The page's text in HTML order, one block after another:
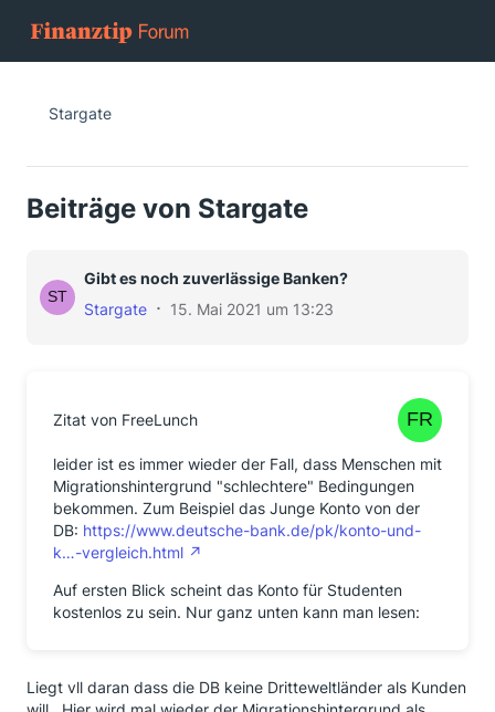
Stargate
Beiträge von Stargate
Gibt es noch zuverlässige Banken?
Stargate
15. Mai 2021 um 13:23
Zitat von FreeLunch
leider ist es immer wieder der Fall, dass Menschen mit
Migrationshintergrund "schlechtere" Bedingungen
bekommen. Zum Beispiel das Junge Konto von der
DB: https://www.deutsche-bank.de/pk/konto-und-
k…-vergleich.html
Auf ersten Blick scheint das Konto für Studenten
kostenlos zu sein. Nur ganz unten kann man lesen:
Liegt vll daran dass die DB keine Dritteweltländer als Kunden